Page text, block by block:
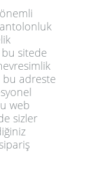
sitede
bu adreste
web
sizler